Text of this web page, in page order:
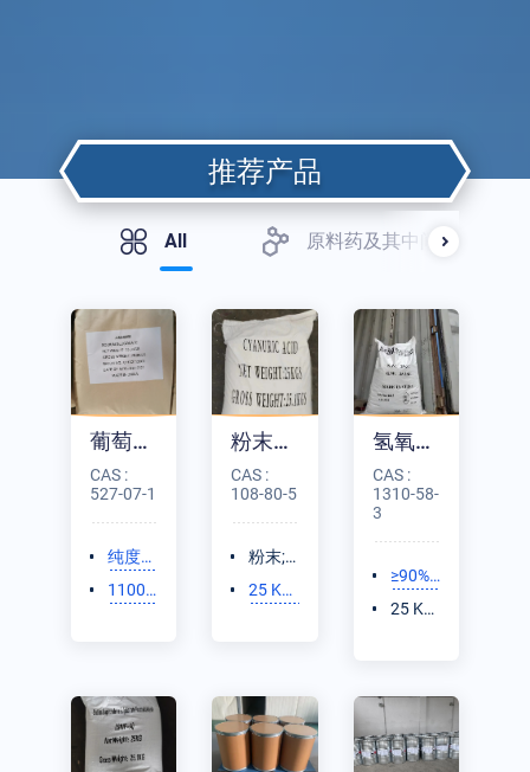
推荐产品
All 原料药及其中间体
葡萄糖酸钠混凝土添加剂
CAS :
527-07-1
纯度≥
99.0%
1100
粉末状氰尿酸
CAS :
108-80-5
粉末; ≥
98.5%
25 K
氢氧化钾
CAS :
1310-58-
3
≥90%
片状
25 K